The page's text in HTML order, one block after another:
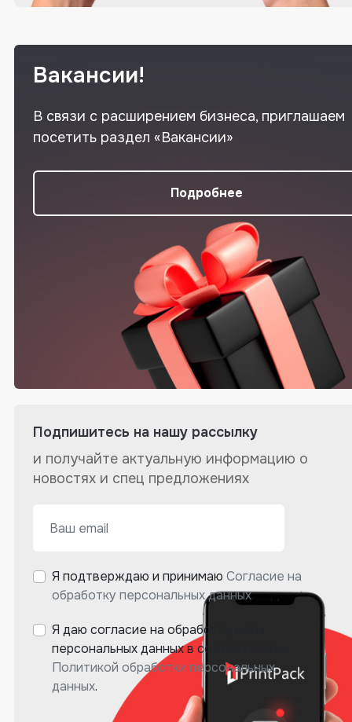
Вакансии!
В связи с расширением бизнеса, приглашаем
посетить раздел «Вакансии»
Подробнее
Подпишитесь на нашу рассылку
и получайте актуальную информацию о
новостях и спец предложениях
Я подтверждаю и принимаю Согласие на
обработку персональных данных.
Я даю согласие на обработку моих
персональных данных в соответствии
Политикой обработки персональных
данных.